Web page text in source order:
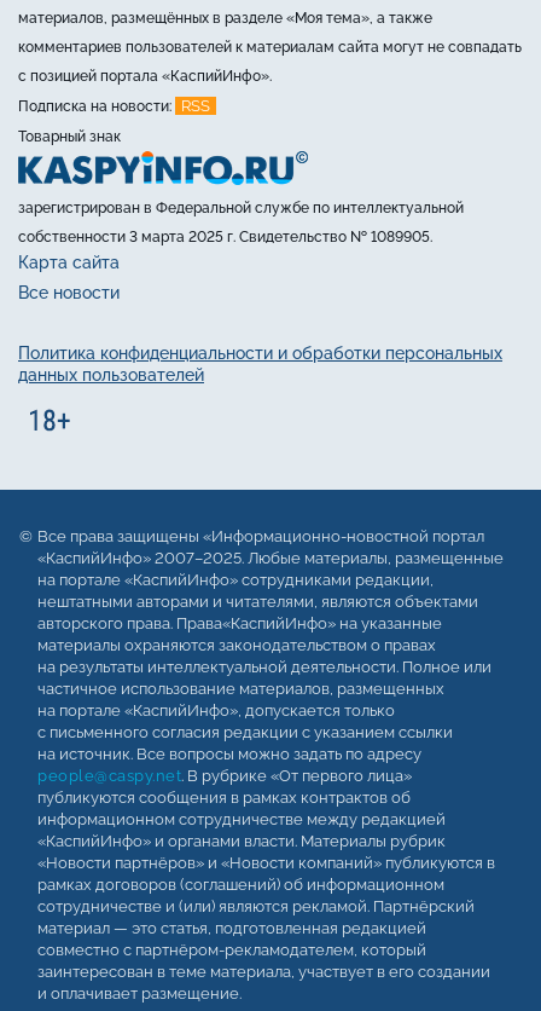
материалов, размещённых в разделе «Моя тема», а также
комментариев пользователей к материалам сайта могут не совпадать
с позицией портала «КаспийИнфо».
Подписка на новости:
RSS
Товарный знак
зарегистрирован в Федеральной службе по интеллектуальной
собственности 3 марта 2025 г. Свидетельство № 1089905.
Карта сайта
Все новости
Политика конфиденциальности и обработки персональных
данных пользователей
Все права защищены «Информационно-новостной портал
«КаспийИнфо» 2007–2025. Любые материалы, размещенные
на портале «КаспийИнфо» сотрудниками редакции,
нештатными авторами и читателями, являются объектами
авторского права. Права«КаспийИнфо» на указанные
материалы охраняются законодательством о правах
на результаты интеллектуальной деятельности. Полное или
частичное использование материалов, размещенных
на портале «КаспийИнфо», допускается только
с письменного согласия редакции с указанием ссылки
на источник. Все вопросы можно задать по адресу
people@caspy.net. В рубрике «От первого лица»
публикуются сообщения в рамках контрактов об
информационном сотрудничестве между редакцией
«КаспийИнфо» и органами власти. Материалы рубрик
«Новости партнёров» и «Новости компаний» публикуются в
рамках договоров (соглашений) об информационном
сотрудничестве и (или) являются рекламой. Партнёрский
материал — это статья, подготовленная редакцией
совместно с партнёром-рекламодателем, который
заинтересован в теме материала, участвует в его создании
и оплачивает размещение.